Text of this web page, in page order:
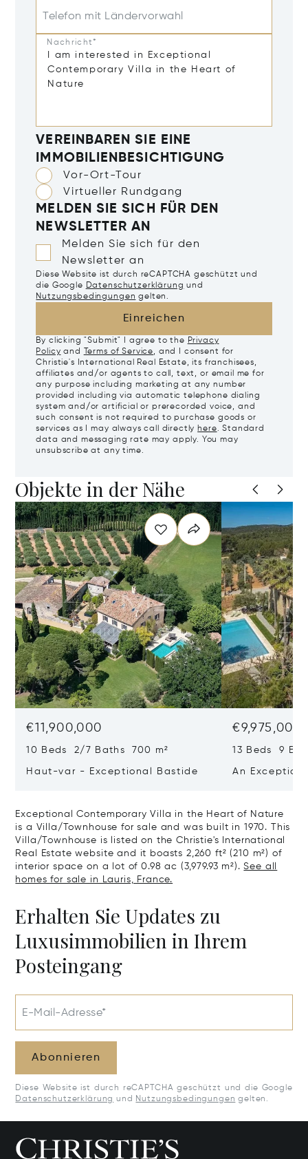
Telefon mit Ländervorwahl
Nachricht*
VEREINBAREN SIE EINE
IMMOBILIENBESICHTIGUNG
Vor-Ort-Tour
Virtueller Rundgang
MELDEN SIE SICH FÜR DEN
NEWSLETTER AN
Melden Sie sich für den
Newsletter an
Diese Website ist durch reCAPTCHA geschützt und
die Google Datenschutzerklärung und
Nutzungsbedingungen gelten.
Einreichen
By clicking "Submit" I agree to the Privacy
Policy and Terms of Service, and I consent for
Christie's International Real Estate, its franchisees,
affiliates and/or agents to call, text, or email me for
any purpose including marketing at any number
provided including via automatic telephone dialing
system and/or artificial or prerecorded voice, and
such consent is not required to purchase goods or
services as I may always call directly here. Standard
data and messaging rate may apply. You may
unsubscribe at any time.
Objekte in der Nähe
€11,900,000
10 Beds 2/7 Baths 700 m²
Haut-var - Exceptional Bastide
€9,975,000
13 Beds 9
An
Exceptional Contemporary Villa in the Heart of Nature
is a Villa/Townhouse for sale and was built in 1970. This
Villa/Townhouse is listed on the Christie's International
Real Estate website and it boasts 2,260 ft² (210 m²) of
interior space on a lot of 0.98 ac (3,979.93 m²).See all
homes for sale in Lauris, France.
Erhalten Sie Updates zu
Luxusimmobilien in Ihrem
Posteingang
E-Mail-Adresse*
Abonnieren
Diese Website ist durch reCAPTCHA geschützt und die Google
Datenschutzerklärung und Nutzungsbedingungen gelten.